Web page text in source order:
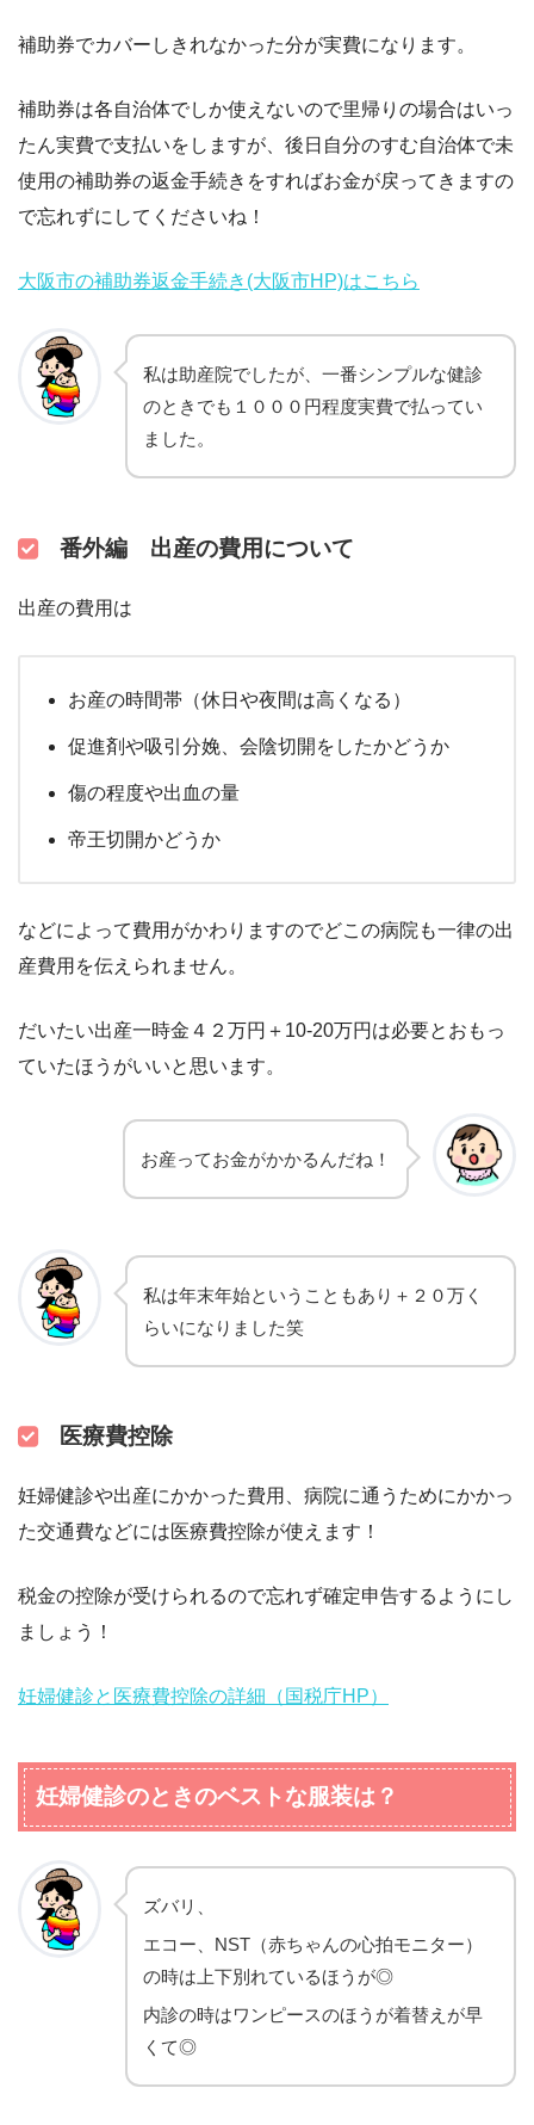
補助券でカバーしきれなかった分が実費になります。
補助券は各自治体でしか使えないので里帰りの場合はいっ
たん実費で支払いをしますが、後日自分のすむ自治体で未
使用の補助券の返金手続きをすればお金が戻ってきますの
で忘れずにしてくださいね！
大阪市の補助券返金手続き(大阪市HP)はこちら
私は助産院でしたが、一番シンプルな健診
のときでも１０００円程度実費で払ってい
ました。
番外編 出産の費用について
出産の費用は
お産の時間帯（休日や夜間は高くなる）
促進剤や吸引分娩、会陰切開をしたかどうか
傷の程度や出血の量
帝王切開かどうか
などによって費用がかわりますのでどこの病院も一律の出
産費用を伝えられません。
だいたい出産一時金４２万円＋10-20万円は必要とおもっ
ていたほうがいいと思います。
お産ってお金がかかるんだね！
私は年末年始ということもあり＋２０万く
らいになりました笑
医療費控除
妊婦健診や出産にかかった費用、病院に通うためにかかっ
た交通費などには医療費控除が使えます！
税金の控除が受けられるので忘れず確定申告するようにし
ましょう！
妊婦健診と医療費控除の詳細（国税庁HP）
妊婦健診のときのベストな服装は？
ズバリ、
エコー、NST（赤ちゃんの心拍モニター）
の時は上下別れているほうが◎
内診の時はワンピースのほうが着替えが早
くて◎